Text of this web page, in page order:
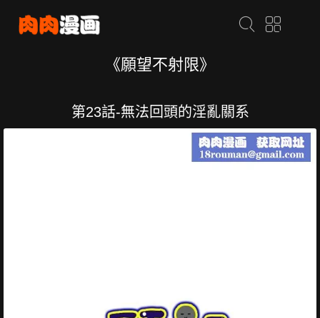
《願望不射限》
第23話-無法回頭的淫亂關系